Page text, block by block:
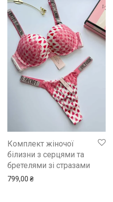
Комплект жіночої
білизни з серцями та
бретелями зі стразами
799,00 ₴